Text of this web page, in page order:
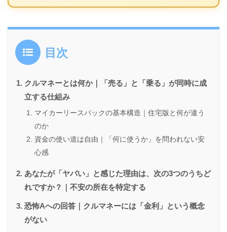
目次
クルマネーとは何か｜「売る」と「乗る」が同時に成
立する仕組み
マイカーリースバックの基本構造｜住宅版と何が違う
のか
資金の使い道は自由｜「何に使うか」を問われない安
心感
あなたが「ヤバい」と感じた理由は、次の3つのうちど
れですか？｜不安の所在を特定する
恐怖Aへの回答｜クルマネーには「金利」という概念
がない